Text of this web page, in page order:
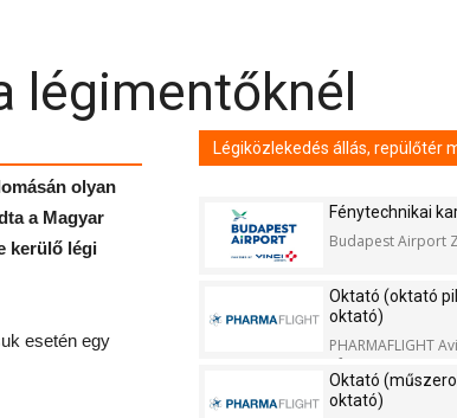
légimentőknél
olyan
a Magyar
kerülő légi
esetén egy
Légiközlekedés állás, repülőtér
Fénytechnikai
Budapest Airport
Oktató (oktató
oktató)
PHARMAFLIGHT
Kft.
Oktató
oktató)